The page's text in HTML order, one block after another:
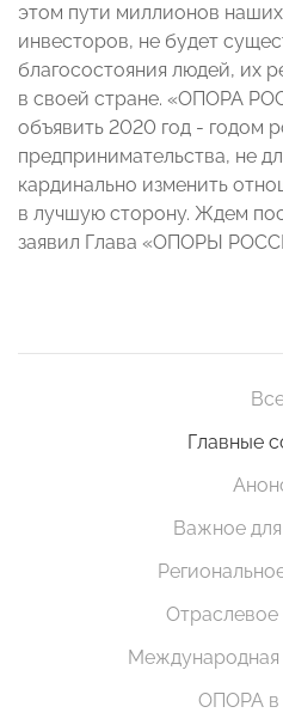
этом пути миллионов
инвесторов, не будет
благосостояния людей, их
в своей стране. «ОПОРА
объявить 2020 год - годом
предпринимательства, не
кардинально изменить
в лучшую сторону. Ждем
заявил Глава «ОПОРЫ
Главные
Важное
Отраслевое
Международная
ОПОРА в